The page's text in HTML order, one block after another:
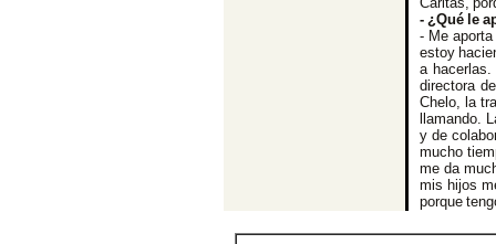
- ¿Qué le
- Me
estoy
a
directora
Chelo, la
llamando.
y de
mucho
me da
mis hijos
porque